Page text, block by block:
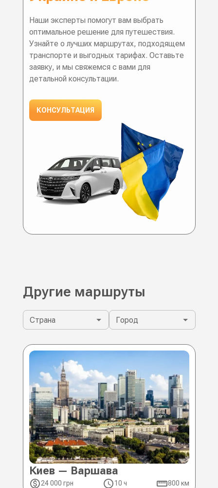
Наши эксперты помогут вам выбрать
оптимальное решение для путешествия.
Узнайте о лучших маршрутах, подходящем
транспорте и выгодных тарифах. Оставьте
заявку, и мы свяжемся с вами для
детальной консультации.
КОНСУЛЬТАЦИЯ
Другие маршруты
Страна Город
Киев — Варшава
24 000 грн 10 ч 800 км